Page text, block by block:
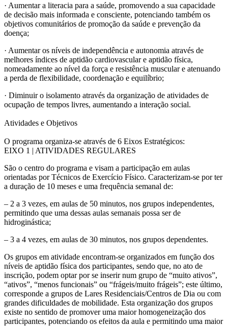
· Aumentar a literacia para a saúde, promovendo a sua capacidade
de decisão mais informada e consciente, potenciando também os
objetivos comunitários de promoção da saúde e prevenção da
doença;
· Aumentar os níveis de independência e autonomia através de
melhores índices de aptidão cardiovascular e aptidão física,
nomeadamente ao nível da força e resistência muscular e atenuando
a perda de flexibilidade, coordenação e equilíbrio;
· Diminuir o isolamento através da organização de atividades de
ocupação de tempos livres, aumentando a interação social.
Atividades e Objetivos
O programa organiza-se através de 6 Eixos Estratégicos:
EIXO 1 | ATIVIDADES REGULARES
São o centro do programa e visam a participação em aulas
orientadas por Técnicos de Exercício Físico. Caracterizam-se por ter
a duração de 10 meses e uma frequência semanal de:
– 2 a 3 vezes, em aulas de 50 minutos, nos grupos independentes,
permitindo que uma dessas aulas semanais possa ser de
hidroginástica;
– 3 a 4 vezes, em aulas de 30 minutos, nos grupos dependentes.
Os grupos em atividade encontram-se organizados em função dos
níveis de aptidão física dos participantes, sendo que, no ato de
inscrição, podem optar por se inserir num grupo de “muito ativos”,
“ativos”, “menos funcionais” ou “frágeis/muito frágeis”; este último,
corresponde a grupos de Lares Residenciais/Centros de Dia ou com
grandes dificuldades de mobilidade. Esta organização dos grupos
existe no sentido de promover uma maior homogeneização dos
participantes, potenciando os efeitos da aula e permitindo uma maior